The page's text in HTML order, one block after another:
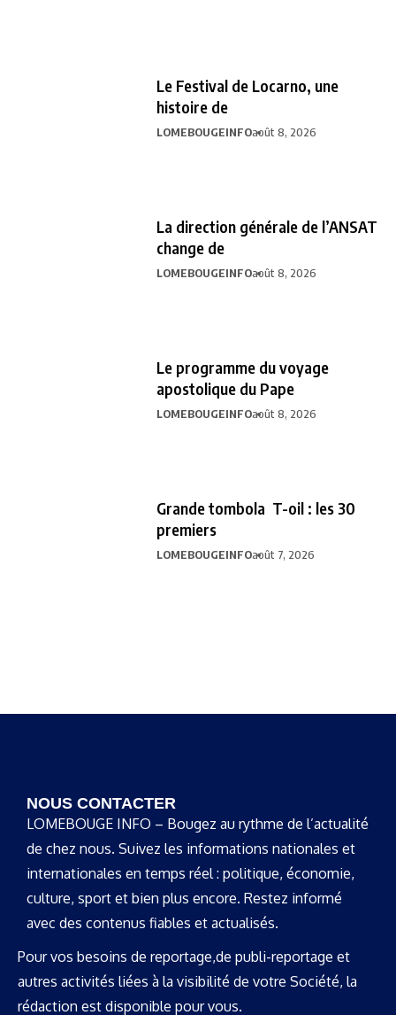
Le Festival de Locarno, une
histoire de
LOMEBOUGEINFOaoût 8, 2026
La direction générale de l’ANSAT
change de
LOMEBOUGEINFOaoût 8, 2026
Le programme du voyage
apostolique du Pape
LOMEBOUGEINFOaoût 8, 2026
Grande tombola T-oil : les 30
premiers
LOMEBOUGEINFOaoût 7, 2026
NOUS CONTACTER
LOMEBOUGE INFO – Bougez au rythme de l’actualité
de chez nous. Suivez les informations nationales et
internationales en temps réel : politique, économie,
culture, sport et bien plus encore. Restez informé
avec des contenus fiables et actualisés.
Pour vos besoins de reportage,de publi-reportage et
autres activités liées à la visibilité de votre Société, la
rédaction est disponible pour vous.